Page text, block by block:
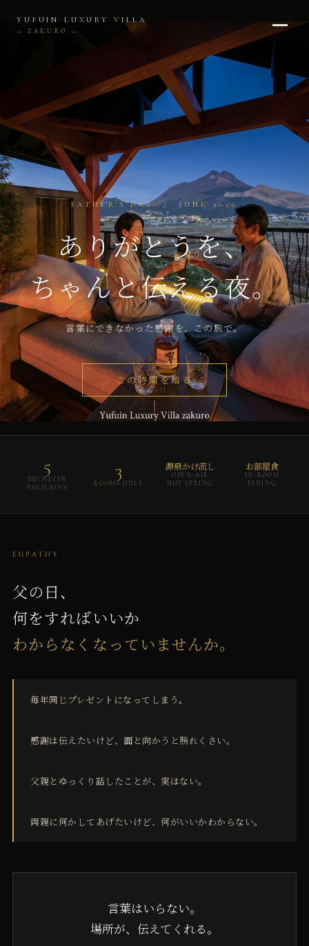
YUFUIN LUXURY VILLA
— ZAKURO —
FATHER'S DAY / JUNE 2026
ありがとうを、
ちゃんと伝える夜。
言葉にできなかった感謝を、この旅で。
この時間を贈る
scroll
5
MICHELIN
PAVILIONS
3
ROOMS ONLY
源泉かけ流し
OPEN-AIR
HOT SPRING
お部屋食
IN-ROOM
DINING
EMPATHY
父の日、
何をすればいいか
わからなくなっていませんか。
毎年同じプレゼントになってしまう。
感謝は伝えたいけど、面と向かうと照れくさい。
父親とゆっくり話したことが、実はない。
両親に何かしてあげたいけど、何がいいかわからない。
言葉はいらない。
場所が、伝えてくれる。